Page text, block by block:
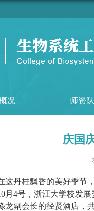
况 师资
庆国
这丹桂飘香的美好季节
月 4号，浙江大学校发
龙副会长的径贤酒店，